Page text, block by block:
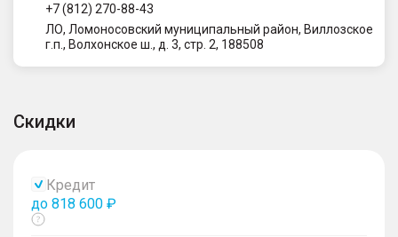
+7 (812) 270-88-43
ЛО, Ломоносовский муниципальный район, Виллозское
г.п., Волхонское ш., д. 3, стр. 2, 188508
Скидки
Кредит
до 818 600 ₽
Показать